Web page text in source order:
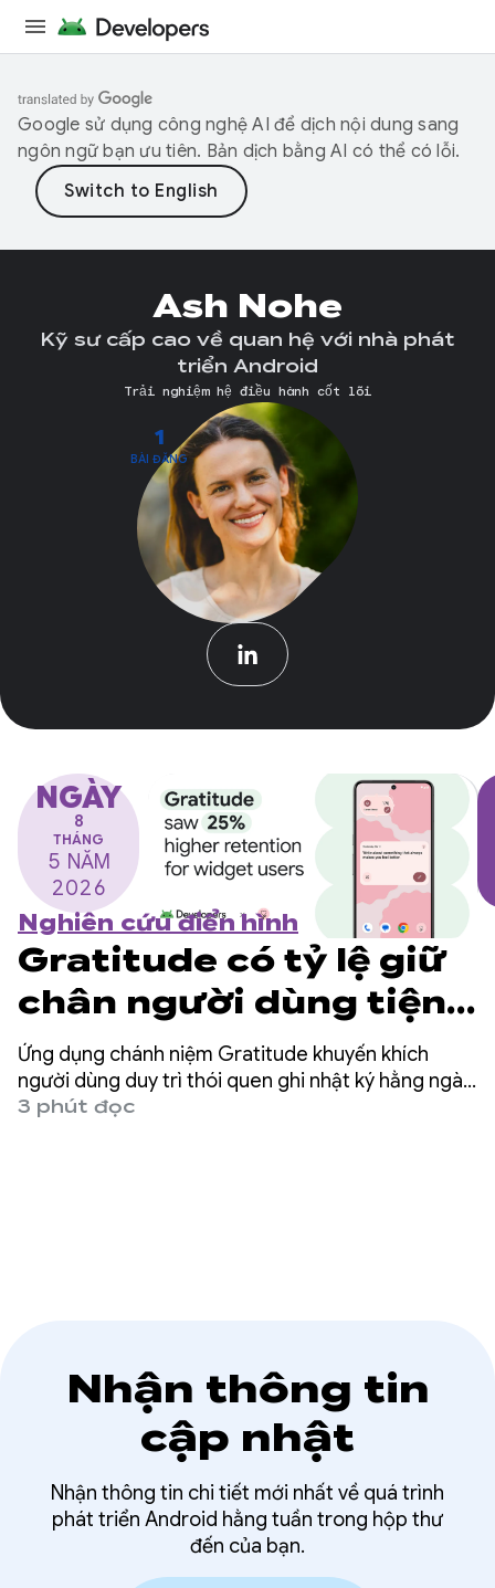
Google sử dụng công nghệ AI để dịch nội dung sang
ngôn ngữ bạn ưu tiên. Bản dịch bằng AI có thể có lỗi.
1
BÀI ĐĂNG
Ash Nohe
Kỹ sư cấp cao về quan hệ với nhà phát
triển Android
Trải nghiệm hệ điều hành cốt lõi
NGÀY
8
THÁNG
5 NĂM
2026
Nghiên cứu điển hình
Gratitude có tỷ lệ giữ
chân người dùng tiện
ích cao hơn 25%
Ứng dụng chánh niệm Gratitude khuyến khích
người dùng duy trì thói quen ghi nhật ký hằng ngày,
khẳng định và tạo bảng tầm nhìn. Ứng dụng này có
3 phút đọc
Nhận thông tin
cập nhật
Nhận thông tin chi tiết mới nhất về quá trình
phát triển Android hằng tuần trong hộp thư
đến của bạn.